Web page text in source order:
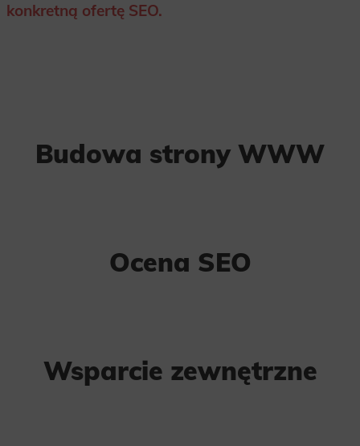
konkretną ofertę SEO.
Budowa strony WWW
Ocena SEO
Wsparcie zewnętrzne